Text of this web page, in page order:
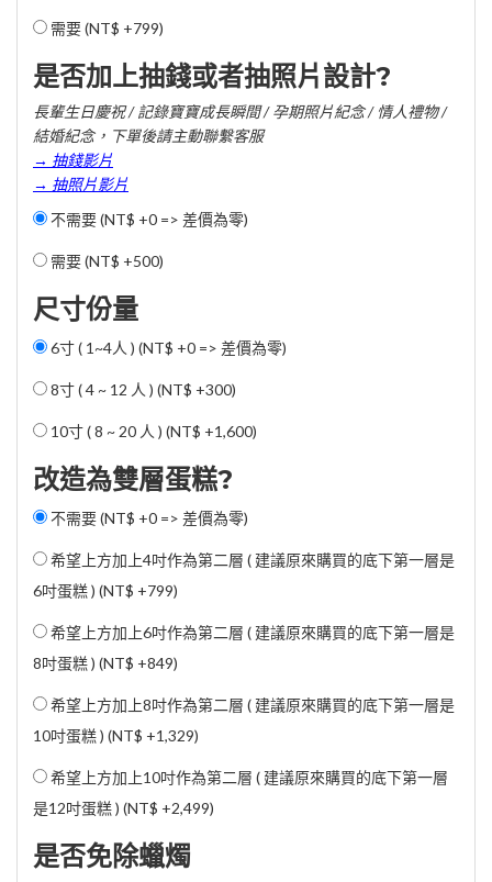
需要 (NT$ +799)
是否加上抽錢或者抽照片設計?
長輩生日慶祝 / 記錄寶寶成長瞬間 / 孕期照片紀念 / 情人禮物 /
結婚紀念，下單後請主動聯繫客服
→ 抽錢影片
→ 抽照片影片
不需要 (NT$ +0 => 差價為零)
需要 (NT$ +500)
尺寸份量
6寸 ( 1~4人 ) (NT$ +0 => 差價為零)
8寸 ( 4 ~ 12 人 ) (NT$ +300)
10寸 ( 8 ~ 20 人 ) (NT$ +1,600)
改造為雙層蛋糕?
不需要 (NT$ +0 => 差價為零)
希望上方加上4吋作為第二層 ( 建議原來購買的底下第一層是
6吋蛋糕 ) (NT$ +799)
希望上方加上6吋作為第二層 ( 建議原來購買的底下第一層是
8吋蛋糕 ) (NT$ +849)
希望上方加上8吋作為第二層 ( 建議原來購買的底下第一層是
10吋蛋糕 ) (NT$ +1,329)
希望上方加上10吋作為第二層 ( 建議原來購買的底下第一層
是12吋蛋糕 ) (NT$ +2,499)
是否免除蠟燭